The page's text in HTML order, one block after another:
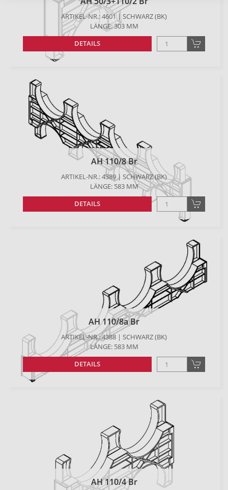
ARTIKEL-NR.: 4601 | SCHWARZ (BK)
LÄNGE: 303 MM
DETAILS
AH 110/8 Br
ARTIKEL-NR.: 4389 | SCHWARZ (BK)
LÄNGE: 583 MM
DETAILS
AH 110/8a Br
ARTIKEL-NR.: 4388 | SCHWARZ (BK)
LÄNGE: 583 MM
DETAILS
AH 110/4 Br